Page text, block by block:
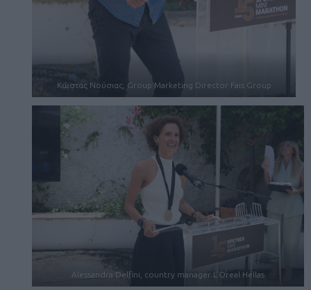
Κώστας Νούσιας, Group Marketing Director Fais Group
Alessandra Delfini, country manager L’Oreal Hellas